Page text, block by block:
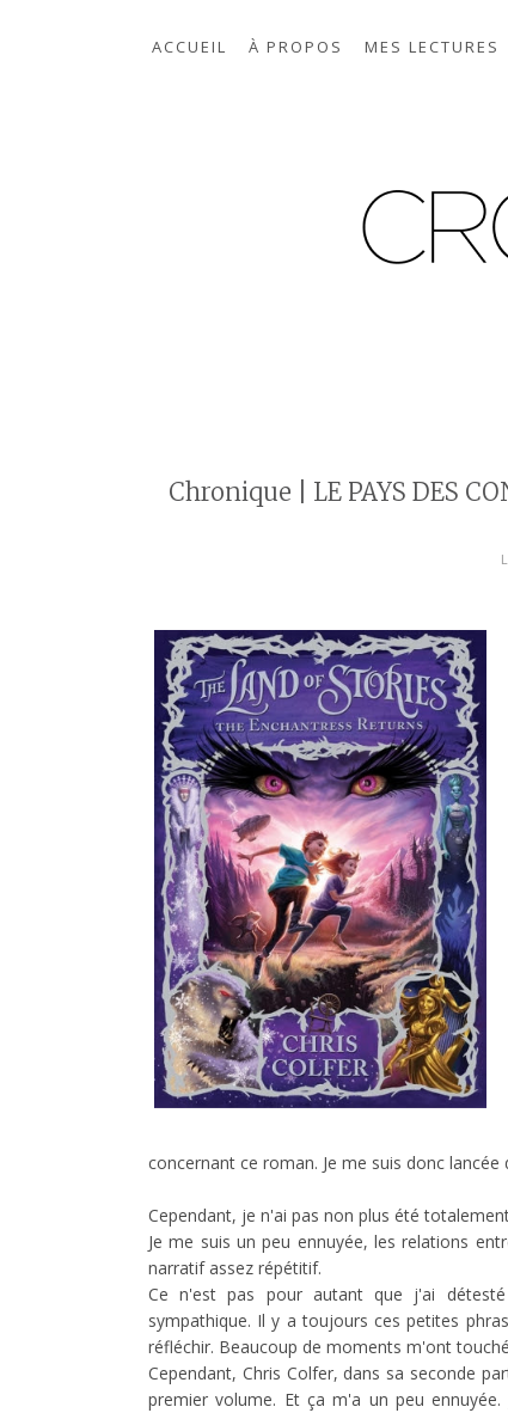
ACCUEIL À PROPOS MES LECTURES
Chronique | LE PAYS DES
concernant ce roman. Je me suis donc lancée
Cependant, je n'ai pas non plus été
Je me suis un peu ennuyée, les relations
narratif assez répétitif.
Ce n'est pas pour autant que j'ai
sympathique. Il y a toujours ces petites
réfléchir. Beaucoup de moments m'ont
Cependant, Chris Colfer, dans sa seconde
premier volume. Et ça m'a un peu